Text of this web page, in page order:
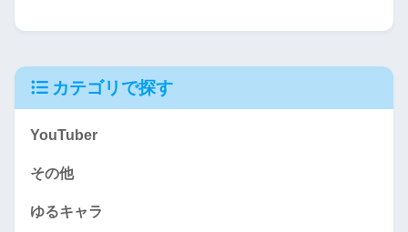
カテゴリで探す
YouTuber
その他
ゆるキャラ